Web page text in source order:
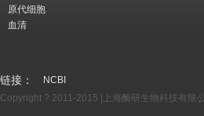
原代细胞
血清
链接：
NCBI
Copyright ? 2011-2015 |上海酶研生物科技有